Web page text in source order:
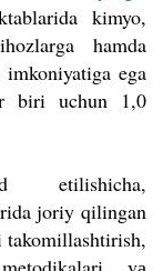
kimyo,
hamda
ega
biri uchun 1,0
etilishicha,
joriy qilingan